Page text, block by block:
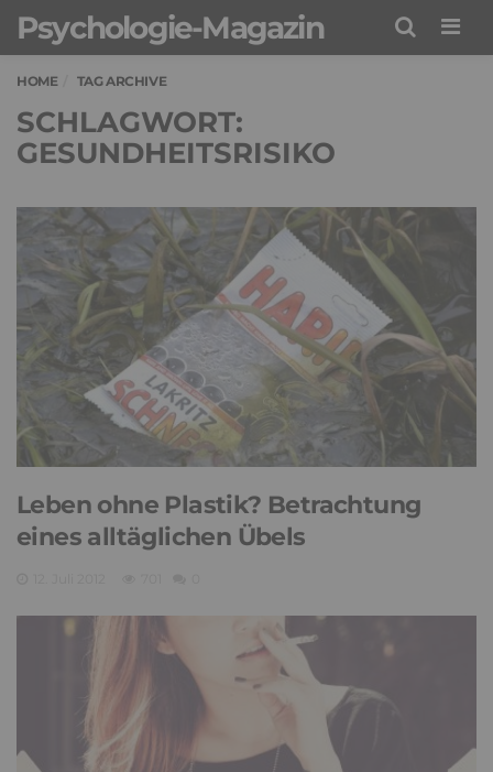
Psychologie-Magazin
HOME TAG ARCHIVE
SCHLAGWORT:
GESUNDHEITSRISIKO
Leben ohne Plastik? Betrachtung
eines alltäglichen Übels